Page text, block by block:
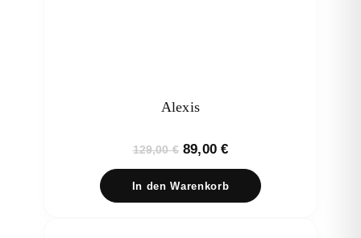
Alexis
129,00€ Ursprünglicher
Preis
war:
89,00€Aktueller
Preis
ist:
In den Warenkorb